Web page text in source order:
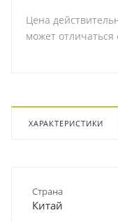
Цена
может
ХАРАКТЕРИСТИКИ
Страна
Китай